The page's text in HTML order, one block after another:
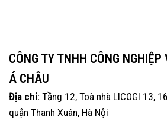
CÔNG TY TNHH CÔNG
Á CHÂU
Địa chỉ: Tầng 12, Toà nhà LICOGI 13,
quận Thanh Xuân, Hà Nội